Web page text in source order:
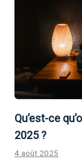
Qu’est-ce
2025 ?
4 août 2025